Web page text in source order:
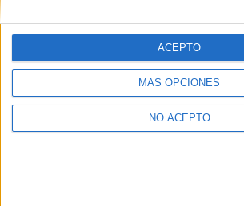
MÁS OPCIONES
NO ACEPTO
ACEPTO